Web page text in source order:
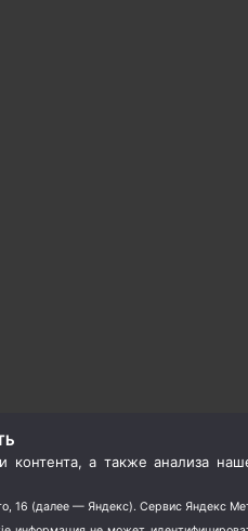
а также анализа
16 (далее — Яндекс). Сервис Яндекс